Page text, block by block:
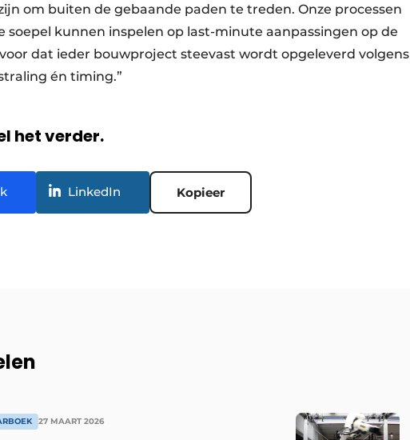
om buiten de gebaande paden te treden. Onze processen
soepel kunnen inspelen op last-minute aanpassingen op de
dat ieder bouwproject steevast wordt opgeleverd volgens
én timing.”
het verder.
LinkedIn Kopieer
27 MAART 2026